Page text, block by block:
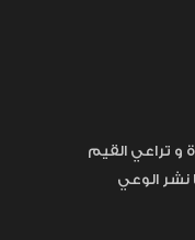
تراعي القيم
نشر الوعي